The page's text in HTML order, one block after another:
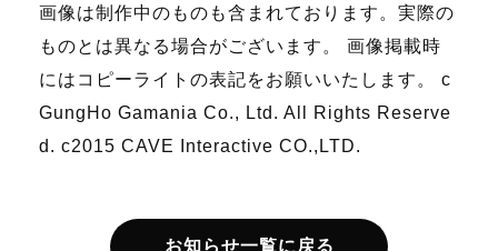
画像は制作中のものも含まれております。実際の
ものとは異なる場合がございます。 画像掲載時
にはコピーライトの表記をお願いいたします。 c
GungHo Gamania Co., Ltd. All Rights Reserve
d. c2015 CAVE Interactive CO.,LTD.
お知らせ一覧に戻る